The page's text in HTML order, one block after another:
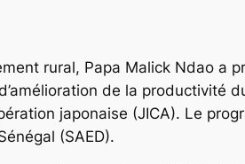
rural, Papa Malick Ndao a
de la productivité
japonaise (JICA). Le
(SAED).